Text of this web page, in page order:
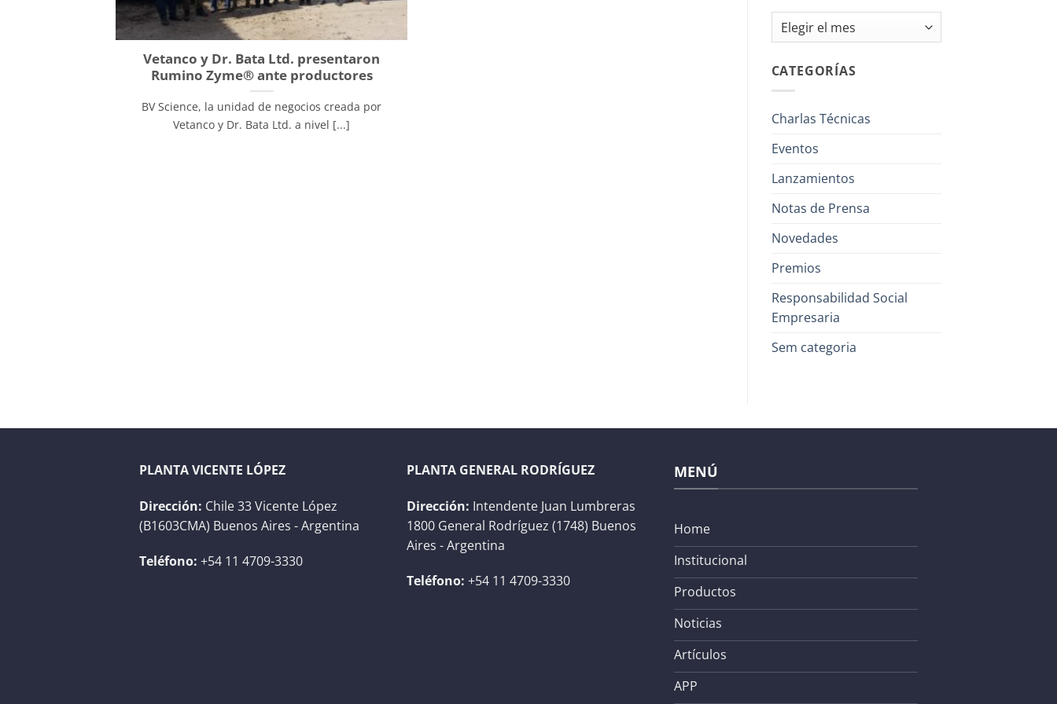
Vetanco y Dr. Bata Ltd. presentaron
Rumino Zyme® ante productores
BV Science, la unidad de negocios creada por
Vetanco y Dr. Bata Ltd. a nivel [...]
Archivos
CATEGORÍAS
Charlas Técnicas
Eventos
Lanzamientos
Notas de Prensa
Novedades
Premios
Responsabilidad Social
Empresaria
Sem categoria
PLANTA VICENTE LÓPEZ
Dirección: Chile 33 Vicente López
(B1603CMA) Buenos Aires - Argentina
Teléfono: +54 11 4709-3330
PLANTA GENERAL RODRÍGUEZ
Dirección: Intendente Juan Lumbreras
1800 General Rodríguez (1748) Buenos
Aires - Argentina
Teléfono: +54 11 4709-3330
MENÚ
Home
Institucional
Productos
Noticias
Artículos
APP